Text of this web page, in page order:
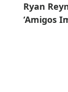
Ryan
‘Amigos